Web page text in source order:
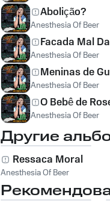
Abolição?
Anesthesia Of Beer
Facada Mal
Anesthesia Of Beer
Meninas de
Anesthesia Of Beer
O Bebê de
Anesthesia Of Beer
Другие
Ressaca Moral
Anesthesia Of Beer